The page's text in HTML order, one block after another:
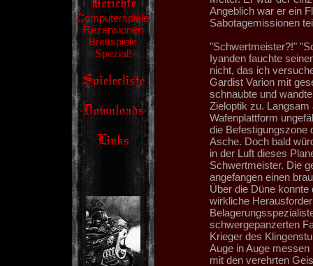
Computerspiele
Rezensionen
Brettspiele
Spezial!
Angeblich war er ein
Sabotagemissionen
"Schwertmeister?!"
Iyanden fauchte
nicht, das ich
Gardist Varion mit
schnaubte und
Zieloptik zu.
Wafenplattform
die Befestigungszone
Asche. Doch bald
in der Luft dieses
Schwertmeister. Die
angefangen einen
Über die Düne
wirkliche
schwergepanzerten
Krieger des
Auge in Auge
mit den verehrten